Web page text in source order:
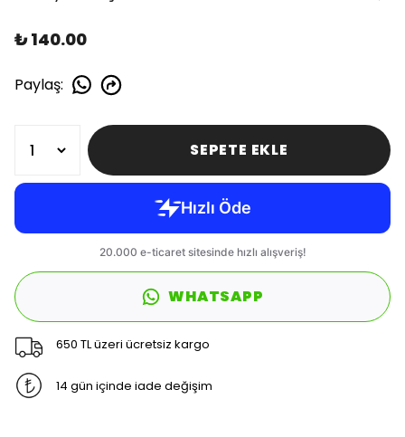
₺ 140.00
Paylaş:
SEPETE EKLE
WHATSAPP
650 TL üzeri ücretsiz kargo
14 gün içinde iade değişim